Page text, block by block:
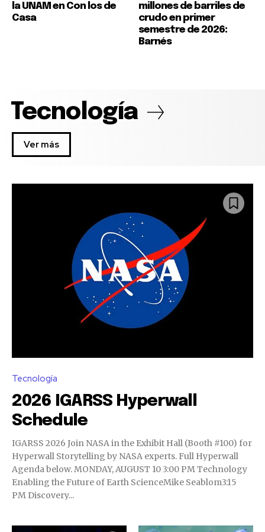
la UNAM en Con los de
Casa
millones de barriles de
crudo en primer
semestre de 2026:
Barnés
Tecnología
Ver más
Tecnología
2026 IGARSS Hyperwall
Schedule
IGARSS 2026 Join NASA in the Exhibit Hall (Booth #100) for
Hyperwall Storytelling by NASA experts. Full Hyperwall
Agenda below. MONDAY, AUGUST 10 3:00 PM Technology
Enabling the Future of Earth ScienceMike Seablom3:15
PM Discovery...